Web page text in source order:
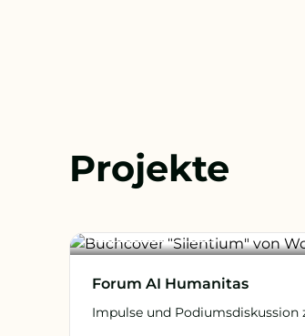
Projekte
Digitale Grundbildung
Forum AI Humanitas
Impulse und Podiumsdiskussion